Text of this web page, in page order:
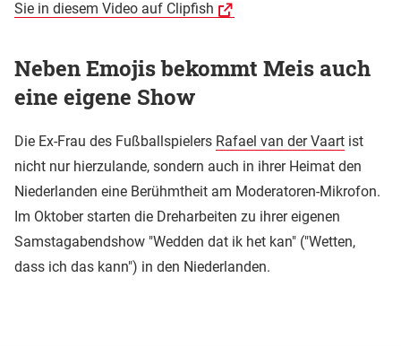
Sie in diesem Video auf Clipfish
Neben Emojis bekommt Meis auch
eine eigene Show
Die Ex-Frau des Fußballspielers Rafael van der Vaart ist
nicht nur hierzulande, sondern auch in ihrer Heimat den
Niederlanden eine Berühmtheit am Moderatoren-Mikrofon.
Im Oktober starten die Dreharbeiten zu ihrer eigenen
Samstagabendshow "Wedden dat ik het kan" ("Wetten,
dass ich das kann") in den Niederlanden.